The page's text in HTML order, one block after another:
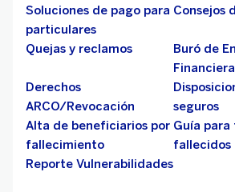
Soluciones de pago para
particulares
Consejos
Quejas y reclamos
Buró de
Derechos
ARCO/Revocación
seguros
Alta de beneficiarios por
fallecimiento
Guía
fallecidos
Reporte Vulnerabilidades